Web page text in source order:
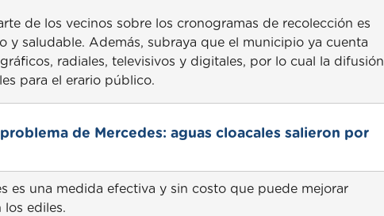
de los vecinos sobre los cronogramas de recolección es
saludable. Además, subraya que el municipio ya cuenta
radiales, televisivos y digitales, por lo cual la difusión
para el erario público.
de Mercedes: aguas cloacales salieron por
es una medida efectiva y sin costo que puede mejorar
los ediles.